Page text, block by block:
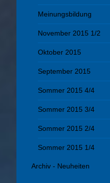
Meinungsbildung
November 2015 1/2
Oktober 2015
September 2015
Sommer 2015 4/4
Sommer 2015 3/4
Sommer 2015 2/4
Sommer 2015 1/4
Archiv - Neuheiten